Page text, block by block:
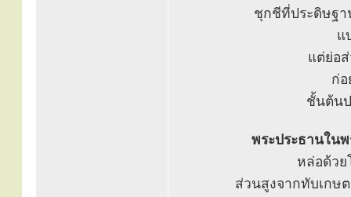
ชุกชีที่ประดิษฐา
แ
แต่ย่อ
ก่
ชั้นต้น
พระประธานใน
หล่อด้วย
ส่วนสูงจากทับเกษ